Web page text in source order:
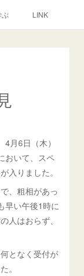
LINK
月6日（木）
おいて、スペ
入りました。
、粗相があっ
早い午後1時に
人はおらず、
となく受付が
。